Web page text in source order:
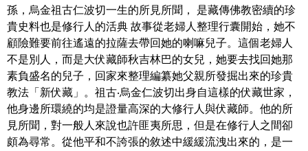
孫，烏金祖古仁波切一生的所見所聞， 是藏傳佛教密續的珍
貴史料也是修行人的活典 故事從老婦人整理行囊開始，她不
顧險難要前往遙遠的拉薩去帶回她的喇嘛兒子。這個老婦人
不是別人，而是大伏藏師秋吉林巴的女兒，她要去找回她那
素負盛名的兒子，回家來整理編纂她父親所發掘出來的珍貴
教法「新伏藏」。祖古‧烏金仁波切出身自這樣的伏藏世家，
他身邊所環繞的均是證量高深的大修行人與伏藏師。他的所
見所聞，對一般人來說也許匪夷所思，但是在修行人之間卻
頗為尋常。從他平和不誇張的敘述中緩緩流洩出來的，是一